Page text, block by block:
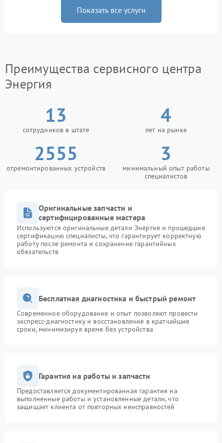
Показать все услуги
Преимущества сервисного центра
Энергия
13
сотрудников в штате
4
лет на рынке
2555
отремонтированных устройств
3
минимальный опыт работы
специалистов
Оригинальные запчасти и
сертифицированные мастера
Используются оригинальные детали Энергия и прошедшие
сертификацию специалисты, что гарантирует корректную
работу после ремонта и сохранение гарантийных
обязательств
Бесплатная диагностика и быстрый ремонт
Современное оборудование и опыт позволяют провести
экспресс-диагностику и восстановление в кратчайшие
сроки, минимизируя время без устройства
Гарантия на работы и запчасти
Предоставляется документированная гарантия на
выполненные работы и установленные детали, что
защищает клиента от повторных неисправностей